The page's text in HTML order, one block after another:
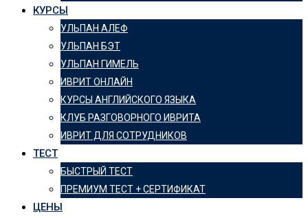
КУРСЫ
УЛЬПАН АЛЕФ
УЛЬПАН БЭТ
УЛЬПАН ГИМЕЛЬ
ИВРИТ ОНЛАЙН
КУРСЫ АНГЛИЙСКОГО ЯЗЫКА
КЛУБ РАЗГОВОРНОГО ИВРИТА
ИВРИТ ДЛЯ СОТРУДНИКОВ
ТЕСТ
БЫСТРЫЙ ТЕСТ
ПРЕМИУМ ТЕСТ + СЕРТИФИКАТ
ЦЕНЫ